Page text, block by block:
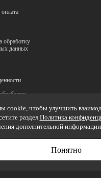
обработку
данных
cookie, чтобы улучшить
раздел Политика
дополнительной
Понятно